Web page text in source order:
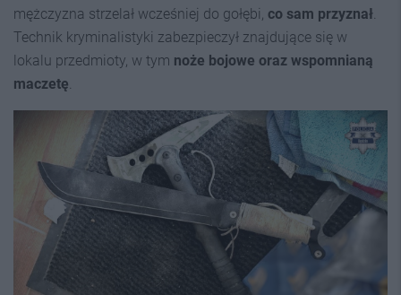
mężczyzna strzelał wcześniej do gołębi, co sam przyznał
Technik kryminalistyki zabezpieczył znajdujące się w
lokalu przedmioty, w tym noże bojowe oraz wspomnianą
maczetę